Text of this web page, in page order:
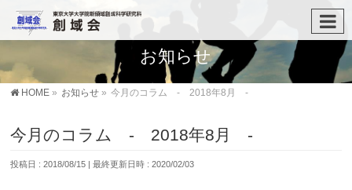
お知らせ
HOME » お知らせ » 今月のコラム - 2018年8月 -
今月のコラム - 2018年8月 -
投稿日 : 2018/08/15 最終更新日時 : 2020/02/03